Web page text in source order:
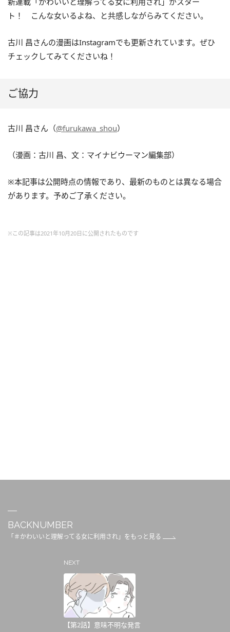
ト！ こんな女いるよね、と共感しながらみてください。
古川 昌さんの漫画はInstagramでも更新されています。ぜひ
チェックしてみてくださいね！
ご協力
古川 昌さん（@furukawa_shou）
（漫画：古川 昌、文：マイナビウーマン編集部）
※本記事は公開時点の情報であり、最新のものとは異なる場合
があります。予めご了承ください。
※この記事は2021年10月20日に公開されたものです
BACKNUMBER
「＃かわいいと理解ってる女に利用され」をもっと見る
NEXT
【第2話】意味不明な発言